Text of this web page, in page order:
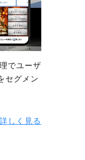
でユーザ
セグメン
詳しく見る